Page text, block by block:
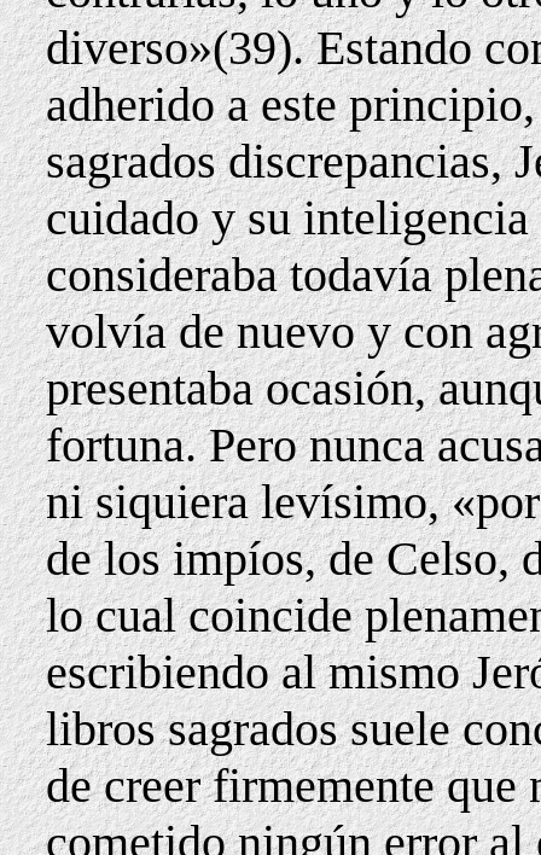
diverso»(39). Estando
adherido a este
sagrados discrepancias,
cuidado y su
consideraba todavía
volvía de nuevo y con
presentaba ocasión,
fortuna. Pero nunca
ni siquiera levísimo,
de los impíos, de Celso,
lo cual coincide
escribiendo al mismo
libros sagrados suele
de creer firmemente que
cometido ningún error